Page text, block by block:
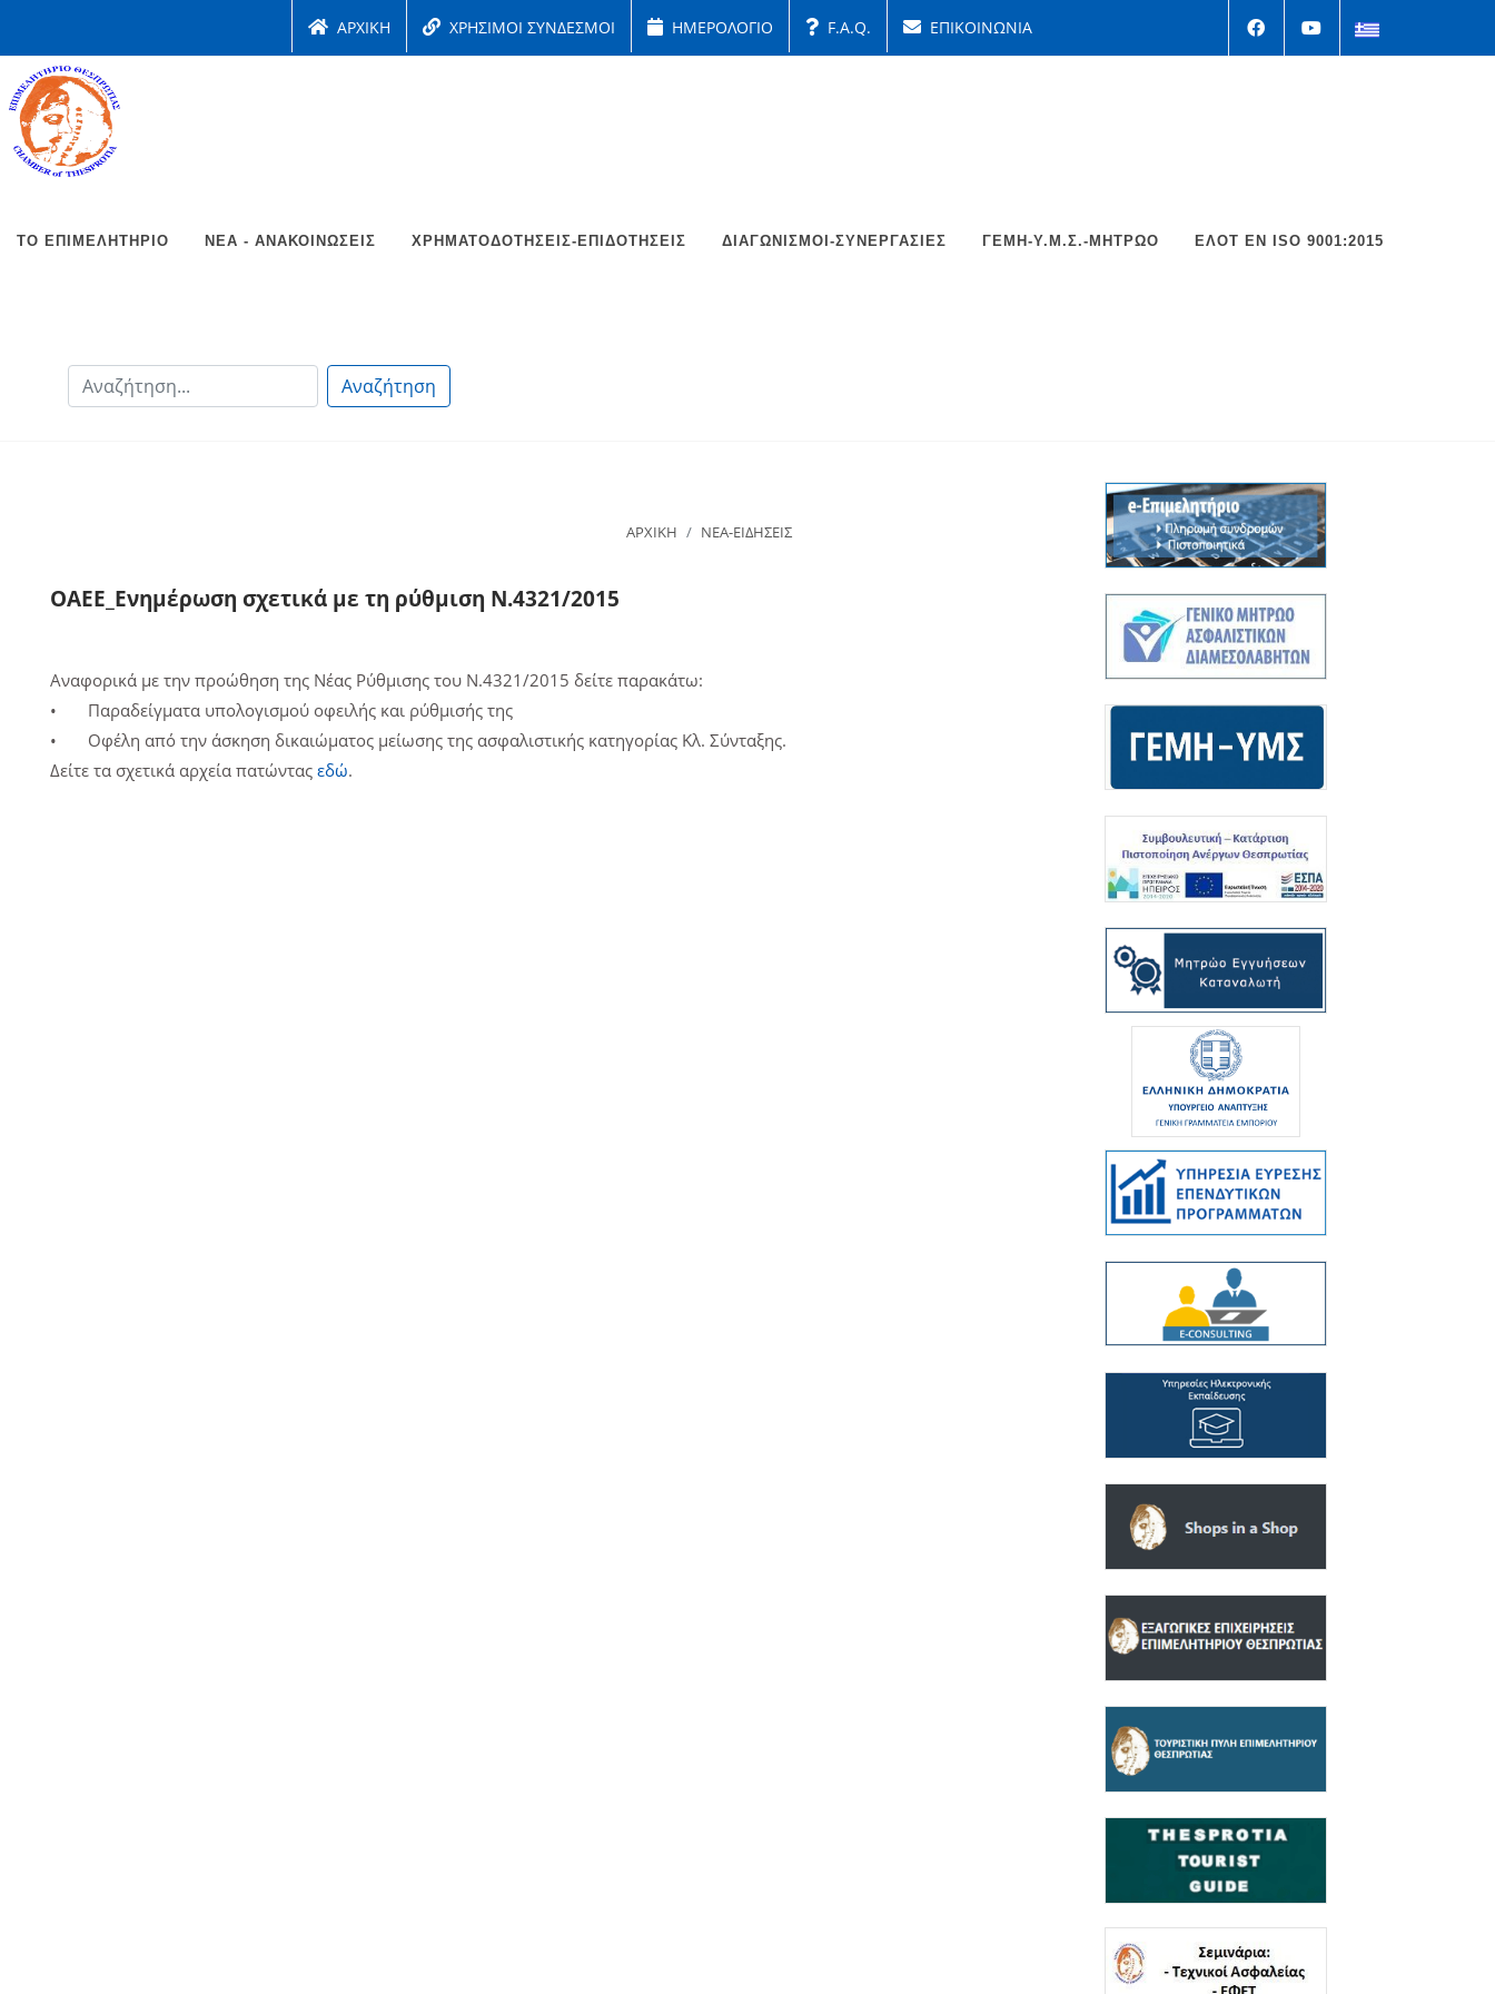
ΑΡΧΙΚΗ ΧΡΗΣΙΜΟΙ ΣΥΝΔΕΣΜΟΙ ΗΜΕΡΟΛΟΓΙΟ F.A.Q. ΕΠΙΚΟΙΝΩΝΙΑ
ΤΟ ΕΠΙΜΕΛΗΤΉΡΙΟ ΝΈΑ - ΑΝΑΚΟΙΝΏΣΕΙΣ ΧΡΗΜΑΤΟΔΟΤΉΣΕΙΣ-ΕΠΙΔΟΤΉΣΕΙΣ ΔΙΑΓΩΝΙΣΜΟΊ-ΣΥΝΕΡΓΑΣΊΕΣ ΓΕΜΗ-Υ.Μ.Σ.-ΜΗΤΡΩΟ ΕΛΟΤ EΝ ISO 9001:2015
Αναζήτηση
ΑΡΧΙΚΗ ΝΕΑ-ΕΙΔΗΣΕΙΣ
ΟΑΕΕ_Ενημέρωση σχετικά με τη ρύθμιση Ν.4321/2015
Aναφορικά με την προώθηση της Νέας Ρύθμισης του Ν.4321/2015 δείτε παρακάτω:
• Παραδείγματα υπολογισμού οφειλής και ρύθμισής της
• Οφέλη από την άσκηση δικαιώματος μείωσης της ασφαλιστικής κατηγορίας Κλ. Σύνταξης.
Δείτε τα σχετικά αρχεία πατώντας εδώ.